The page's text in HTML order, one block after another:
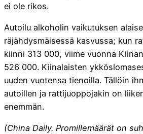
ei ole rikos.
Autoilu alkoholin vaikutuksen
räjähdysmäisessä kasvussa; kun
kiinni 313 000, viime vuonna
526 000. Kiinalaisten
uuden vuotensa tienoilla. Tällöin
autoillen ja rattijuoppojakin on
enemmän.
(China Daily. Promillemäärät on